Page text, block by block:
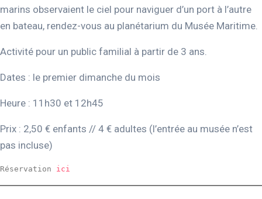
marins observaient le ciel pour naviguer d’un port à l’autre
en bateau, rendez-vous au planétarium du Musée Maritime.
Activité pour un public familial à partir de 3 ans.
Dates : le premier dimanche du mois
Heure : 11h30 et 12h45
Prix : 2,50 € enfants // 4 € adultes (l’entrée au musée n’est
pas incluse)
Réservation ici